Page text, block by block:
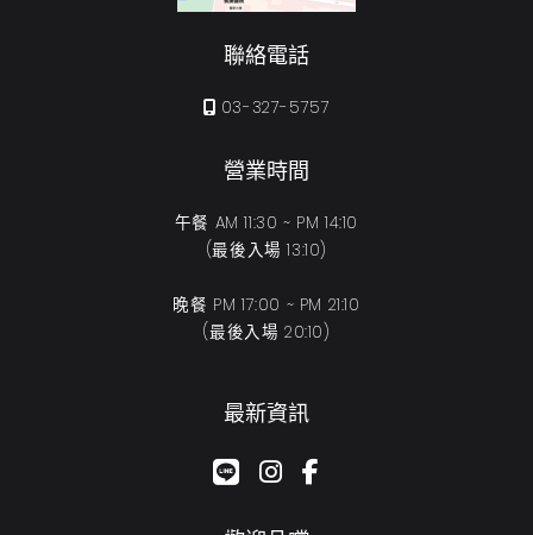
聯絡電話
03-327-5757
營業時間
午餐 AM 11:30 ~ PM 14:10
(最後入場 13:10)
晚餐 PM 17:00 ~ PM 21:10
(最後入場 20:10)
最新資訊
google-plus-g
instagram